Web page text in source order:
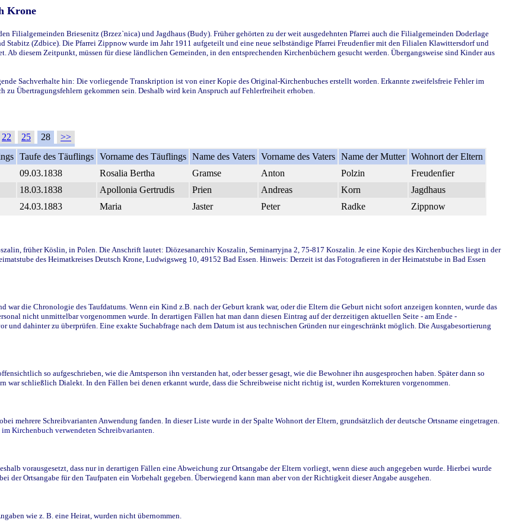
Krone
Filialgemeinden Briesenitz (Brzez`nica) und Jagdhaus (Budy). Früher gehörten zu der weit ausgedehnten Pfarrei auch die Filialgemeinden Doderlage
(Zdbice). Die Pfarrei Zippnow wurde im Jahr 1911 aufgeteilt und eine neue selbständige Pfarrei Freudenfier mit den Filialen Klawittersdorf und
diesem Zeitpunkt, müssen für diese ländlichen Gemeinden, in den entsprechenden Kirchenbüchern gesucht werden. Übergangsweise sind Kinder aus
Sachverhalte hin: Die vorliegende Transkription ist von einer Kopie des Original-Kirchenbuches erstellt worden. Erkannte zweifelsfreie Fehler im
Übertragungsfehlern gekommen sein. Deshalb wird kein Anspruch auf Fehlerfreiheit erhoben.
22 25 28
>>
Taufe des Täuflings Vorname des Täuflings Name des Vaters Vorname des Vaters Name der Mutter Wohnort der Eltern
09.03.1838 Rosalia Bertha Gramse Anton Polzin
Freudenfier
18.03.1838 Apollonia Gertrudis Prien Andreas Korn
Jagdhaus
24.03.1883 Maria Jaster Peter Radke Zippnow
früher Köslin, in Polen. Die Anschrift lautet: Diözesanarchiv Koszalin, Seminarryjna 2, 75-817 Koszalin. Je eine Kopie des Kirchenbuches liegt in der
des Heimatkreises Deutsch Krone, Ludwigsweg 10, 49152 Bad Essen. Hinweis: Derzeit ist das Fotografieren in der Heimatstube in Bad Essen
die Chronologie des Taufdatums. Wenn ein Kind z.B. nach der Geburt krank war, oder die Eltern die Geburt nicht sofort anzeigen konnten, wurde das
nicht unmittelbar vorgenommen wurde. In derartigen Fällen hat man dann diesen Eintrag auf der derzeitigen aktuellen Seite - am Ende -
dahinter zu überprüfen. Eine exakte Suchabfrage nach dem Datum ist aus technischen Gründen nur eingeschränkt möglich. Die Ausgabesortierung
so aufgeschrieben, wie die Amtsperson ihn verstanden hat, oder besser gesagt, wie die Bewohner ihn ausgesprochen haben. Später dann so
war schließlich Dialekt. In den Fällen bei denen erkannt wurde, dass die Schreibweise nicht richtig ist, wurden Korrekturen vorgenommen.
mehrere Schreibvarianten Anwendung fanden. In dieser Liste wurde in der Spalte Wohnort der Eltern, grundsätzlich der deutsche Ortsname eingetragen.
Kirchenbuch verwendeten Schreibvarianten.
vorausgesetzt, dass nur in derartigen Fällen eine Abweichung zur Ortsangabe der Eltern vorliegt, wenn diese auch angegeben wurde. Hierbei wurde
Ortsangabe für den Taufpaten ein Vorbehalt gegeben. Überwiegend kann man aber von der Richtigkeit dieser Angabe ausgehen.
wie z. B. eine Heirat, wurden nicht übernommen.